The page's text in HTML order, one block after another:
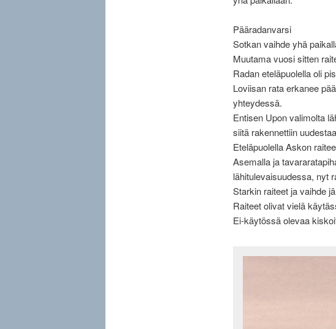
Pääradanvarsi
Sotkan vaihde yhä
Muutama vuosi sitten
Radan eteläpuolella oli
Loviisan rata erkanee
yhteydessä.
Entisen Upon valimolta
siitä rakennettiin
Eteläpuolella Askon
Asemalla ja
lähitulevaisuudessa, nyt
Starkin raiteet ja vaihde
Raiteet olivat vielä
Ei-käytössä olevaa